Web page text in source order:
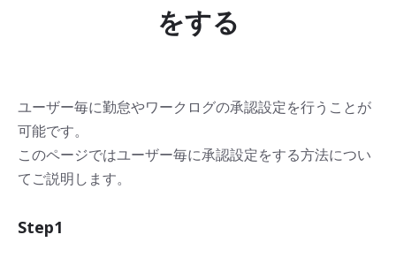
をする
ユーザー毎に勤怠やワークログの承認設定を行うことが
可能です。
このページではユーザー毎に承認設定をする方法につい
てご説明します。
Step1